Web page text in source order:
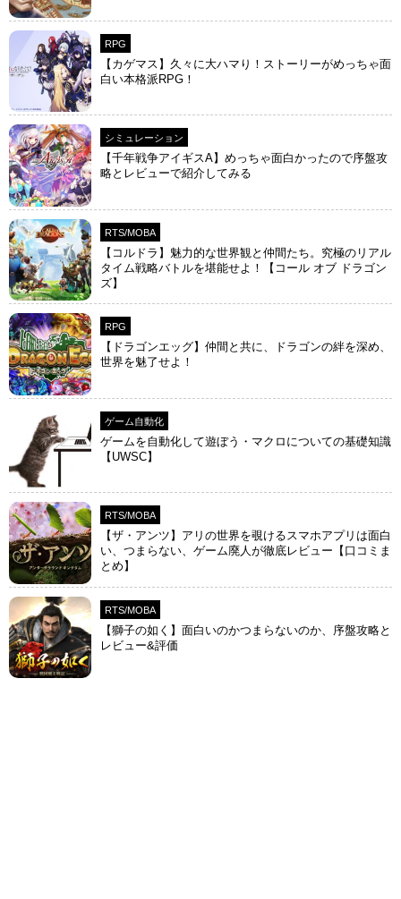
RPG
【カゲマス】久々に大ハマり！ストーリーがめっちゃ面
白い本格派RPG！
シミュレーション
【千年戦争アイギスA】めっちゃ面白かったので序盤攻
略とレビューで紹介してみる
RTS/MOBA
【コルドラ】魅力的な世界観と仲間たち。究極のリアル
タイム戦略バトルを堪能せよ！【コール オブ ドラゴン
ズ】
RPG
【ドラゴンエッグ】仲間と共に、ドラゴンの絆を深め、
世界を魅了せよ！
ゲーム自動化
ゲームを自動化して遊ぼう・マクロについての基礎知識
【UWSC】
RTS/MOBA
【ザ・アンツ】アリの世界を覗けるスマホアプリは面白
い、つまらない、ゲーム廃人が徹底レビュー【口コミま
とめ】
RTS/MOBA
【獅子の如く】面白いのかつまらないのか、序盤攻略と
レビュー&評価